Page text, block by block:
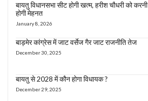
बायतु विधानसभा सीट होगी खत्म, हरीश चौधरी को करनी
होगी मेहनत
January 8, 2026
बाड़मेर कांग्रेस में जाट वर्सेज गैर जाट राजनीति तेज
December 30, 2025
बायतु से 2028 में कौन होगा विधायक ?
December 29, 2025